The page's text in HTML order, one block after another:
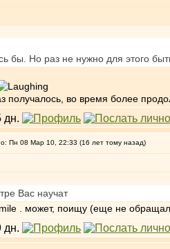
бы. Но раз не нужно для этого
получалось, во время более
Пн 08 Мар 10, 22:33 (16 лет тому назад)
Вас научат
. может, поищу (еще не